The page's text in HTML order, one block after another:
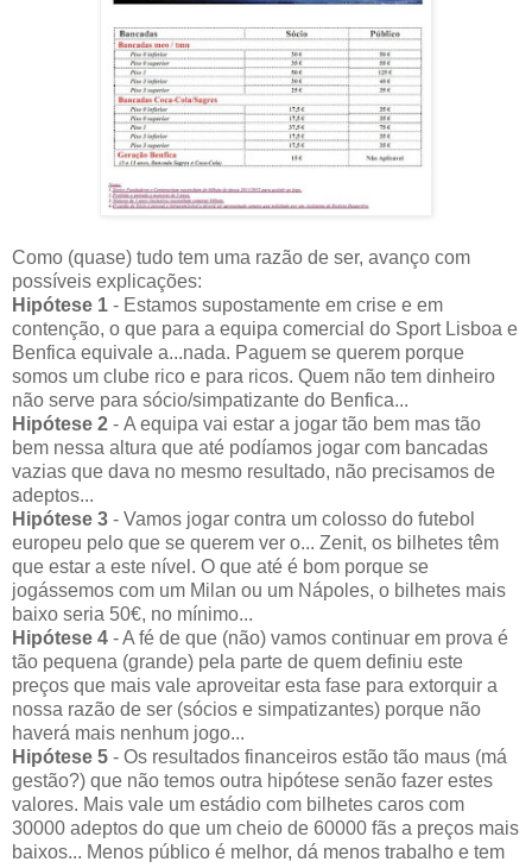
Como (quase) tudo tem uma razão de ser, avanço com
possíveis explicações:
Hipótese 1 - Estamos supostamente em crise e em
contenção, o que para a equipa comercial do Sport Lisboa e
Benfica equivale a...nada. Paguem se querem porque
somos um clube rico e para ricos. Quem não tem dinheiro
não serve para sócio/simpatizante do Benfica...
Hipótese 2 - A equipa vai estar a jogar tão bem mas tão
bem nessa altura que até podíamos jogar com bancadas
vazias que dava no mesmo resultado, não precisamos de
adeptos...
Hipótese 3 - Vamos jogar contra um colosso do futebol
europeu pelo que se querem ver o... Zenit, os bilhetes têm
que estar a este nível. O que até é bom porque se
jogássemos com um Milan ou um Nápoles, o bilhetes mais
baixo seria 50€, no mínimo...
Hipótese 4 - A fé de que (não) vamos continuar em prova é
tão pequena (grande) pela parte de quem definiu este
preços que mais vale aproveitar esta fase para extorquir a
nossa razão de ser (sócios e simpatizantes) porque não
haverá mais nenhum jogo...
Hipótese 5 - Os resultados financeiros estão tão maus (má
gestão?) que não temos outra hipótese senão fazer estes
valores. Mais vale um estádio com bilhetes caros com
30000 adeptos do que um cheio de 60000 fãs a preços mais
baixos... Menos público é melhor, dá menos trabalho e tem